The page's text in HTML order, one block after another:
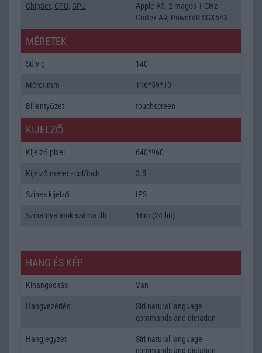
ChipSet, CPU, GPU
Apple A5, 2 magos 1 GHz
Cortex-A9, PowerVR SGX543
MÉRETEK
Súly g 140
Méret mm 116*59*10
Billentyűzet touchscreen
KIJELZŐ
Kijelző pixel 640*960
Kijelző méret - col/inch 3.5
Színes kijelző IPS
Színárnyalatok száma db 16m (24 bit)
HANG ÉS KÉP
Kihangositás Van
Hangvezérlés
Siri natural language
commands and dictation
Hangjegyzet
Siri natural language
commands and dictation